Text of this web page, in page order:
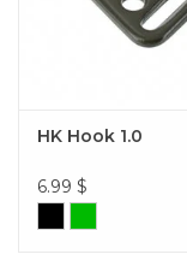
HK Hook 1.0
6.99 $